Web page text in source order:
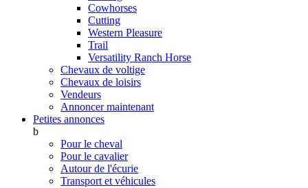
Cowhorses
Cutting
Western Pleasure
Trail
Versatility Ranch Horse
Chevaux de voltige
Chevaux de loisirs
Vendeurs
Annoncer maintenant
Petites annonces
b
Pour le cheval
Pour le cavalier
Autour de l'écurie
Transport et véhicules